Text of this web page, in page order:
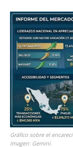
Gráfico sobre el
Imagen: Gemini.